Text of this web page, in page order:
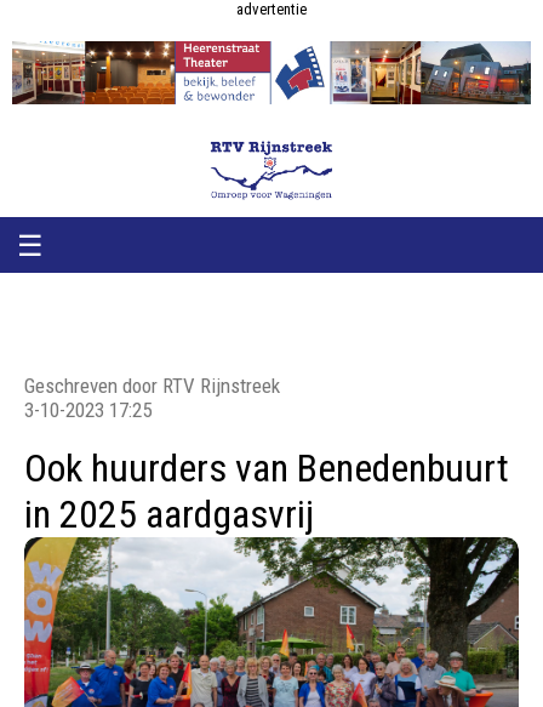
advertentie
☰
Geschreven door RTV Rijnstreek
3-10-2023 17:25
Ook huurders van Benedenbuurt
in 2025 aardgasvrij